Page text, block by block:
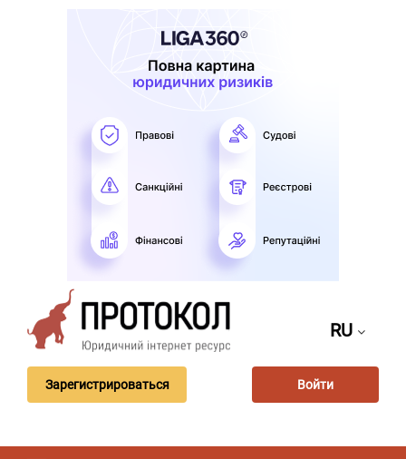
RU
Зарегистрироваться Войти